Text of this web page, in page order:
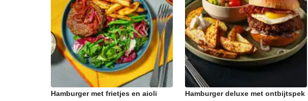
Hamburger met frietjes en aioli
Hamburger deluxe met ontbijtspek